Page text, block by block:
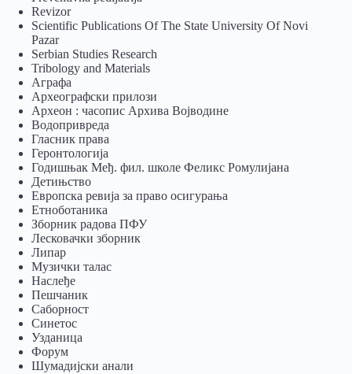
Revizor
Scientific Publications Of The State University Of Novi
Pazar
Serbian Studies Research
Tribology and Materials
Аграфа
Археографски прилози
Археон : часопис Архива Војводине
Водопривреда
Гласник права
Геронтологија
Годишњак Међ. фил. школе Феликс Ромулијана
Детињство
Европска ревија за право осигурања
Eтноботаника
Зборник радова ПФУ
Лесковачки зборник
Липар
Музички талас
Наслеђе
Пешчаник
Саборност
Синетос
Узданица
Форум
Шумадијски анали